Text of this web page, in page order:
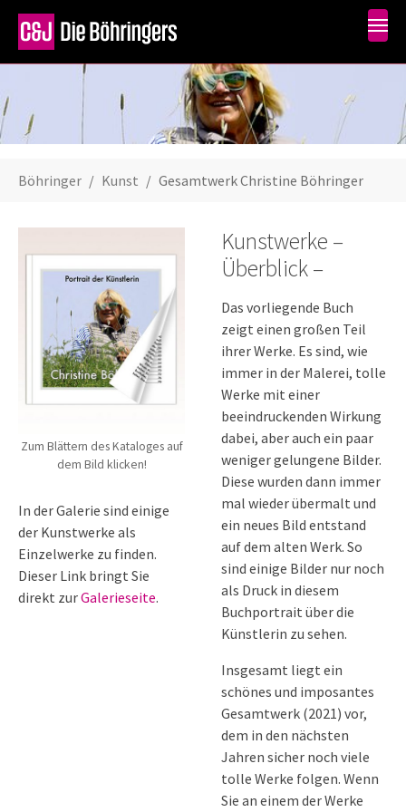
Skip to main content
Böhringer Kunst Gesamtwerk Christine Böhringer
Zum Blättern des Kataloges auf
dem Bild klicken!
In der Galerie sind einige
der Kunstwerke als
Einzelwerke zu finden.
Dieser Link bringt Sie
direkt zurGalerieseite.
Kunstwerke –
Überblick –
Das vorliegende Buch
zeigt einen großen Teil
ihrer Werke. Es sind, wie
immer in der Malerei, tolle
Werke mit einer
beeindruckenden Wirkung
dabei, aber auch ein paar
weniger gelungene Bilder.
Diese wurden dann immer
mal wieder übermalt und
ein neues Bild entstand
auf dem alten Werk. So
sind einige Bilder nur noch
als Druck in diesem
Buchportrait über die
Künstlerin zu sehen.
Insgesamt liegt ein
schönes und imposantes
Gesamtwerk (2021) vor,
dem in den nächsten
Jahren sicher noch viele
tolle Werke folgen. Wenn
Sie an einem der Werke